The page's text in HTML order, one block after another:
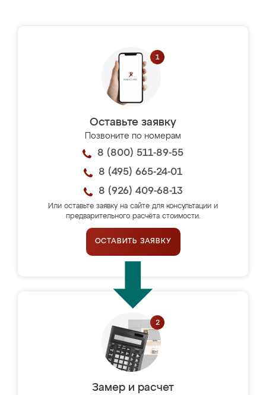
Оставьте заявку
Позвоните по номерам
8 (800) 511-89-55
8 (495) 665-24-01
8 (926) 409-68-13
Или оставьте заявку на сайте для консультации и
предварительного расчёта стоимости.
ОСТАВИТЬ ЗАЯВКУ
Замер и расчет